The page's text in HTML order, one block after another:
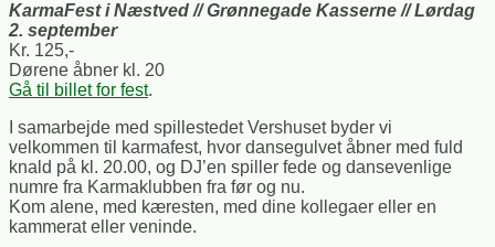
KarmaFest i Næstved // Grønnegade Kasserne // Lørdag
2. september
Kr. 125,-
Dørene åbner kl. 20
Gå til billet for fest.
I samarbejde med spillestedet Vershuset byder vi
velkommen til karmafest, hvor dansegulvet åbner med fuld
knald på kl. 20.00, og DJ’en spiller fede og dansevenlige
numre fra Karmaklubben fra før og nu.
Kom alene, med kæresten, med dine kollegaer eller en
kammerat eller veninde.